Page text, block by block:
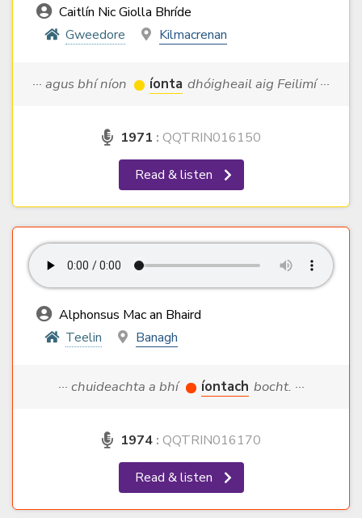
Caitlín Nic Giolla Bhríde
Gweedore
Kilmacrenan
··· agus bhí níon íonta dhóigheail aig Feilimí ···
1971 : QQTRIN016150
Read & listen
Alphonsus Mac an Bhaird
Teelin
Banagh
··· chuideachta a bhí íontach bocht. ···
1974 : QQTRIN016170
Read & listen